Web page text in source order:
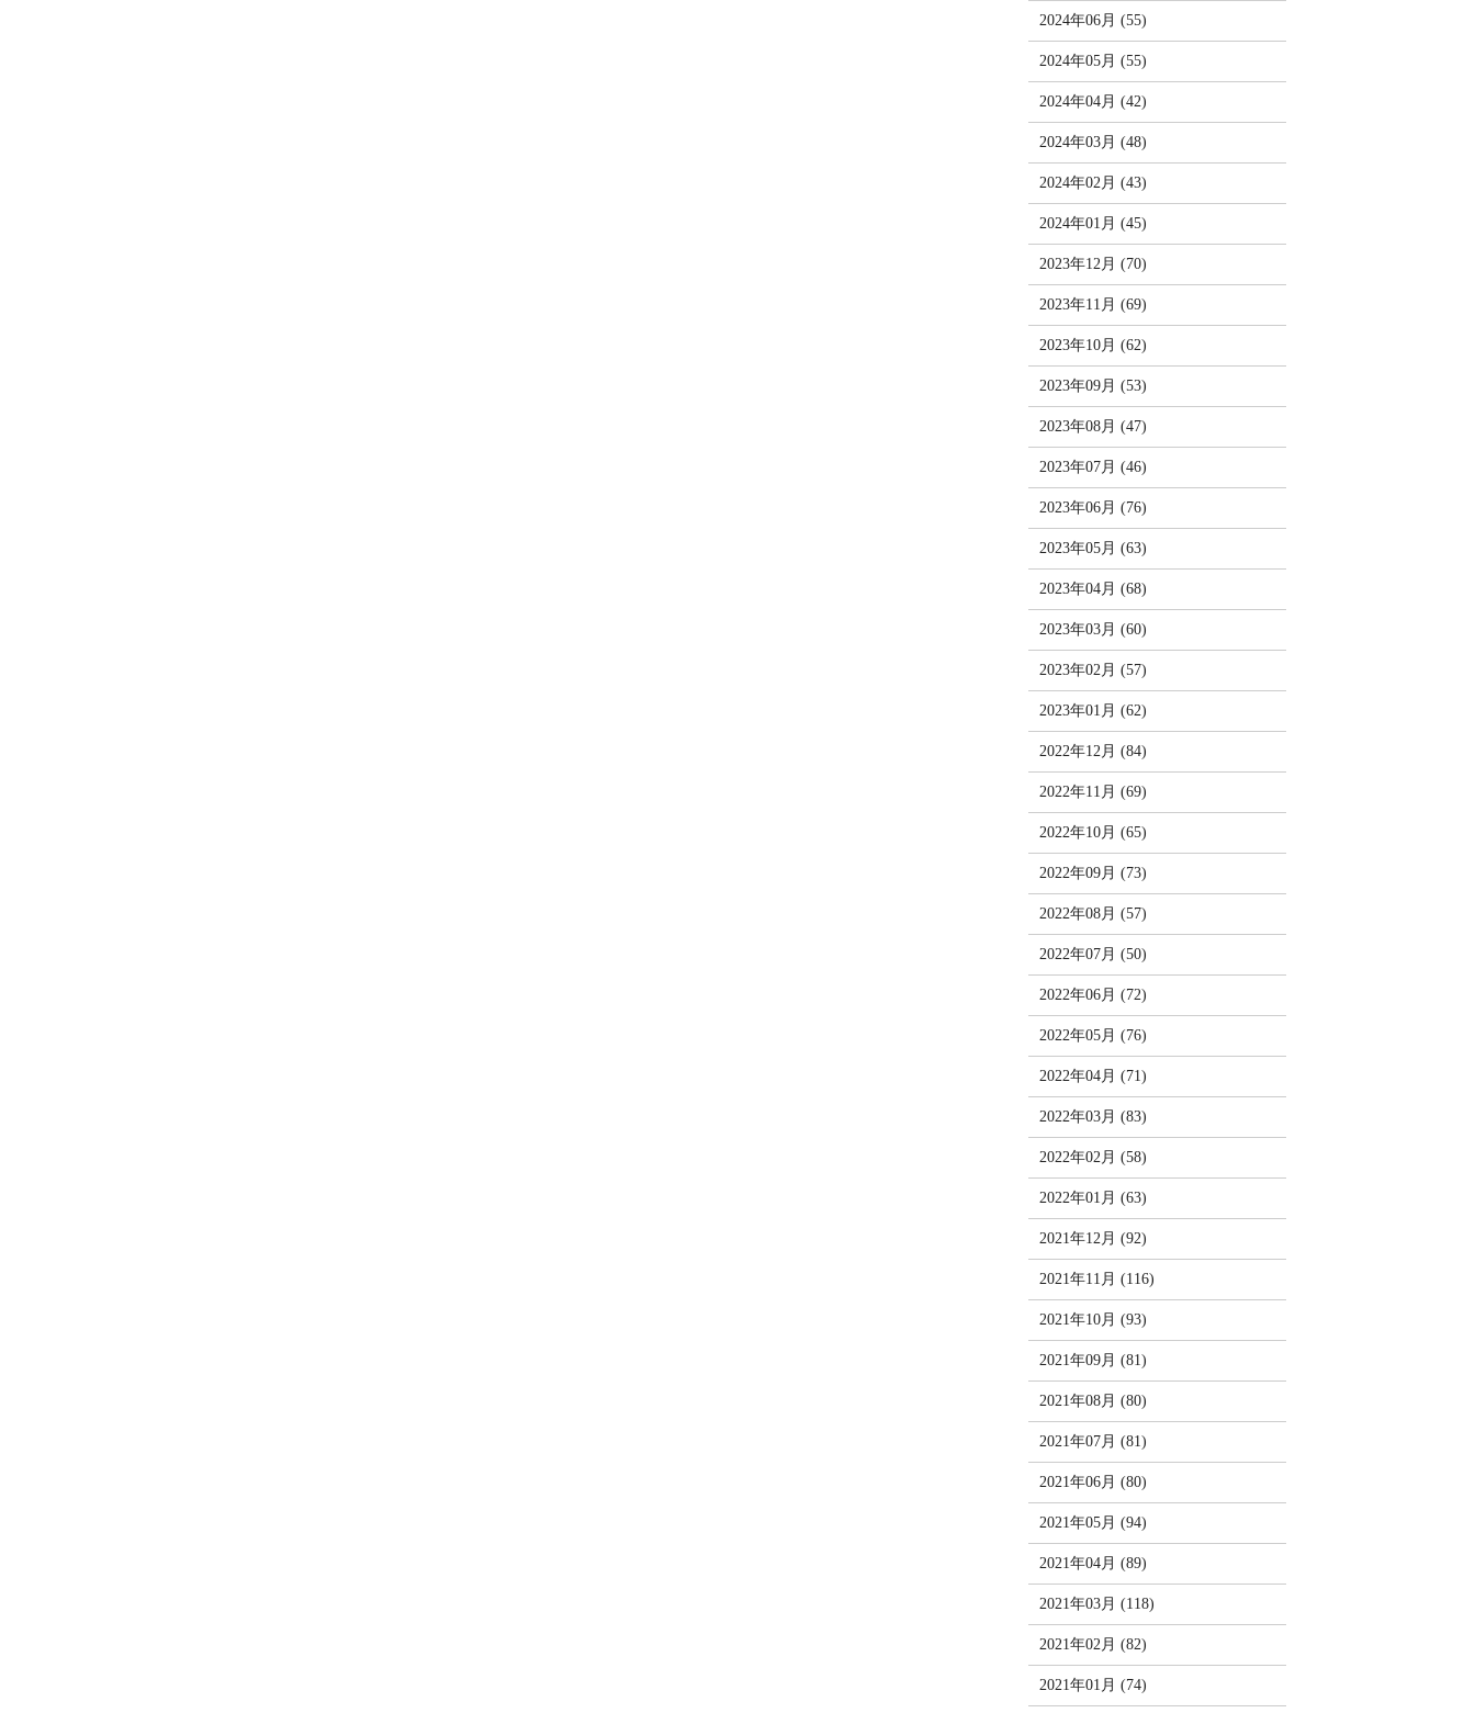
2024年06月 (55)
2024年05月 (55)
2024年04月 (42)
2024年03月 (48)
2024年02月 (43)
2024年01月 (45)
2023年12月 (70)
2023年11月 (69)
2023年10月 (62)
2023年09月 (53)
2023年08月 (47)
2023年07月 (46)
2023年06月 (76)
2023年05月 (63)
2023年04月 (68)
2023年03月 (60)
2023年02月 (57)
2023年01月 (62)
2022年12月 (84)
2022年11月 (69)
2022年10月 (65)
2022年09月 (73)
2022年08月 (57)
2022年07月 (50)
2022年06月 (72)
2022年05月 (76)
2022年04月 (71)
2022年03月 (83)
2022年02月 (58)
2022年01月 (63)
2021年12月 (92)
2021年11月 (116)
2021年10月 (93)
2021年09月 (81)
2021年08月 (80)
2021年07月 (81)
2021年06月 (80)
2021年05月 (94)
2021年04月 (89)
2021年03月 (118)
2021年02月 (82)
2021年01月 (74)